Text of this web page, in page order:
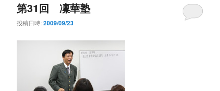
第31回 凜華塾
投稿日時:2009/09/23